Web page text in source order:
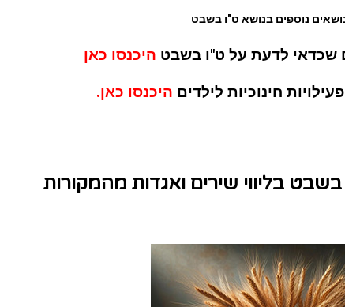
נוספים בנושא ט"ו בשבט
שכדאי לדעת על ט"ו בשבט היכנסו כאן
חינוכיות לילדים היכנסו כאן.
בליווי שירים ואגדות מהמקורות